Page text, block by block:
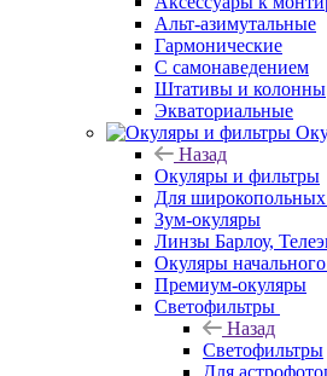
Альт-азимутальные
Гармонические
С самонаведением
Штативы и колонны
Экваториальные
Назад
Окуляры и фильтры
Для
Зум-окуляры
Линзы Барлоу,
Окуляры
Премиум-окуляры
Светофильтры
Назад
Светофильтры
Для